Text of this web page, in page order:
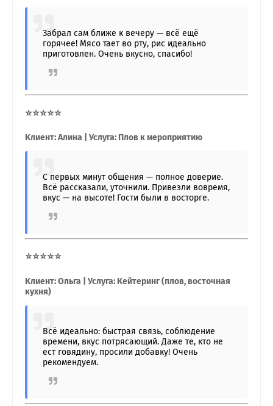
Забрал сам ближе к вечеру — всё ещё
горячее! Мясо тает во рту, рис идеально
приготовлен. Очень вкусно, спасибо!
⭐⭐⭐⭐⭐
Клиент: Алина | Услуга: Плов к мероприятию
С первых минут общения — полное доверие.
Всё рассказали, уточнили. Привезли вовремя,
вкус — на высоте! Гости были в восторге.
⭐⭐⭐⭐⭐
Клиент: Ольга | Услуга: Кейтеринг (плов, восточная
кухня)
Всё идеально: быстрая связь, соблюдение
времени, вкус потрясающий. Даже те, кто не
ест говядину, просили добавку! Очень
рекомендуем.